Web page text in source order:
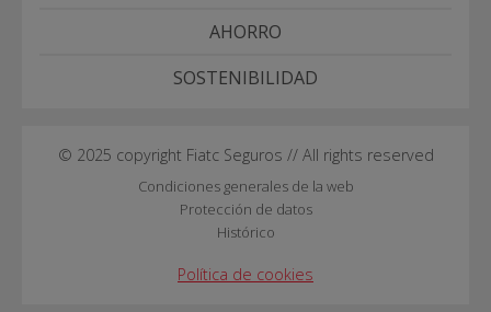
AHORRO
SOSTENIBILIDAD
© 2025 copyright Fiatc Seguros // All rights reserved
Condiciones generales de la web
Protección de datos
Histórico
Política de cookies